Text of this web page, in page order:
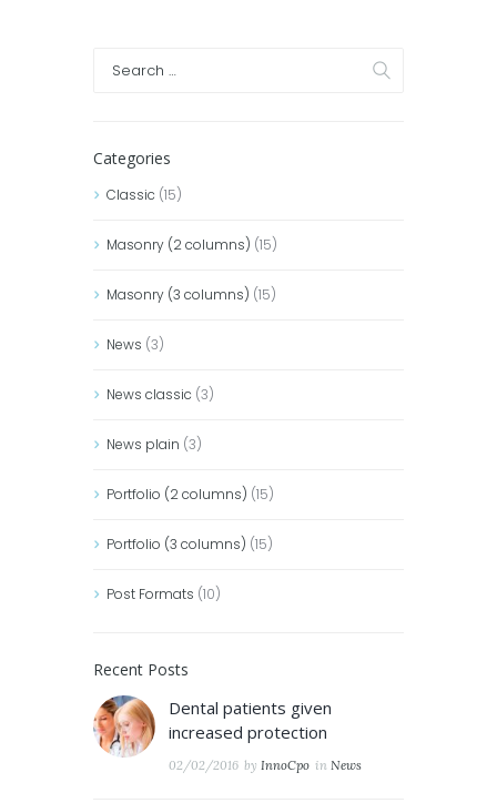
Categories
Classic (15)
Masonry (2 columns) (15)
Masonry (3 columns) (15)
News (3)
News classic (3)
News plain (3)
Portfolio (2 columns) (15)
Portfolio (3 columns) (15)
Post Formats (10)
Recent Posts
Dental patients given
increased protection
02/02/2016 by InnoCpo in News